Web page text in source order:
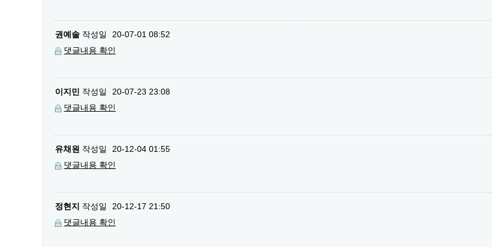
권예솔 작성일
20-07-01 08:52
댓글내용 확인
이지민 작성일
20-07-23 23:08
댓글내용 확인
유채원 작성일
20-12-04 01:55
댓글내용 확인
정현지 작성일
20-12-17 21:50
댓글내용 확인